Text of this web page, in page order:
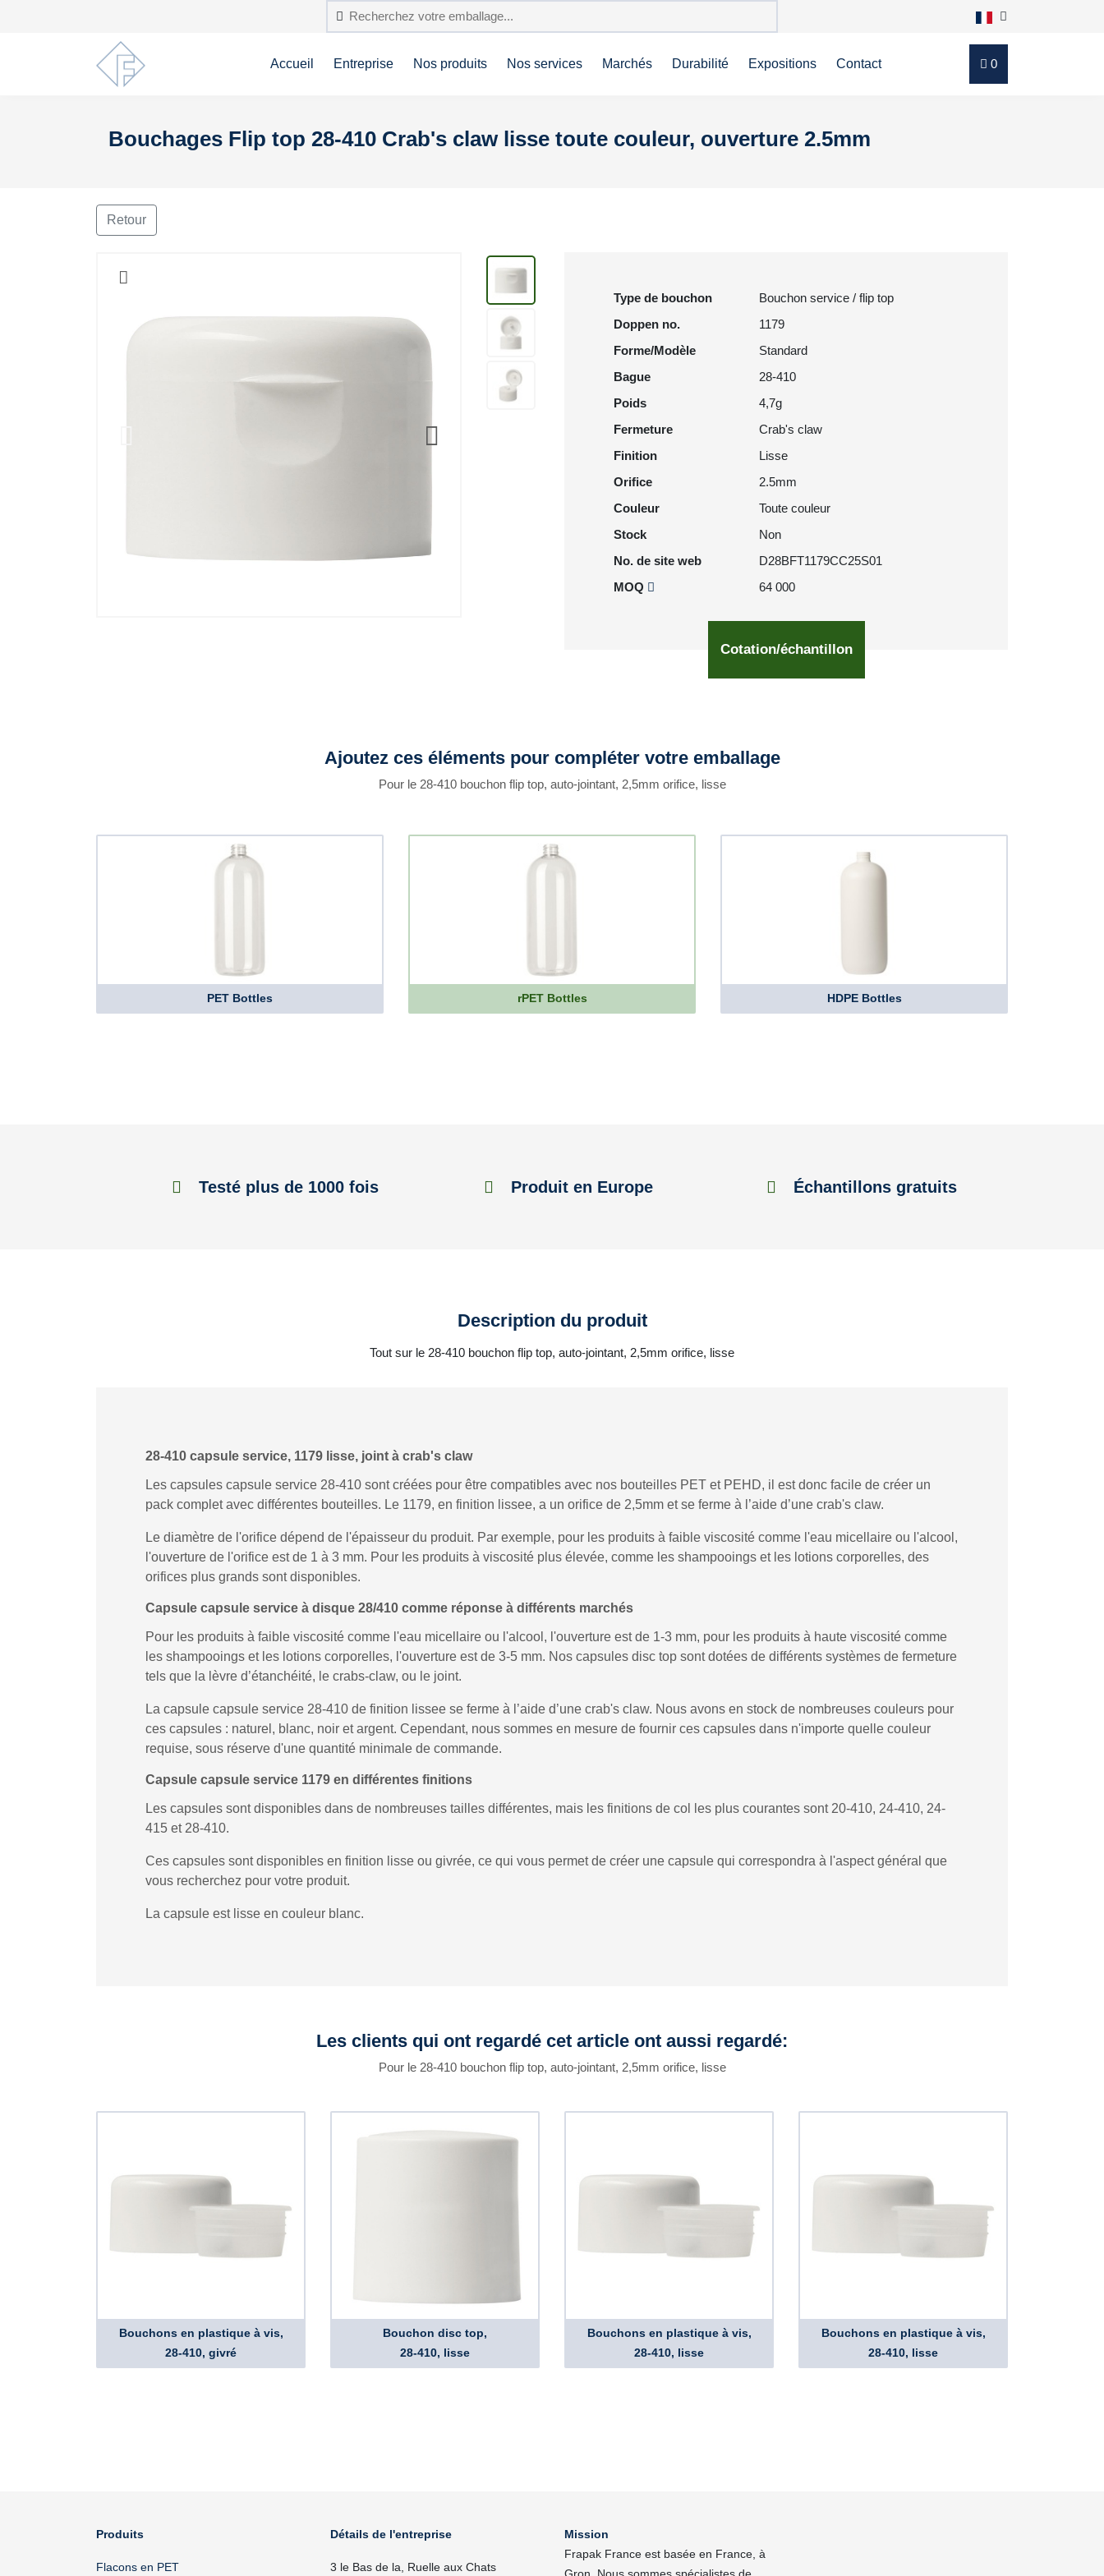
Accueil Entreprise Nos produits Nos services Marchés Durabilité Expositions Contact 0
Bouchages Flip top 28-410 Crab's claw lisse toute couleur, ouverture 2.5mm
Retour
Type de bouchon
Bouchon service / flip top
Doppen no.
1179
Forme/Modèle
Standard
Bague
28-410
Poids
4,7g
Fermeture
Crab's claw
Finition
Lisse
Orifice
2.5mm
Couleur
Toute couleur
Stock
Non
No. de site web
D28BFT1179CC25S01
MOQ
64 000
Cotation/échantillon
Ajoutez ces éléments pour compléter votre emballage
Pour le 28-410 bouchon flip top, auto-jointant, 2,5mm orifice, lisse
PET Bottles rPET Bottles HDPE Bottles
Testé plus de 1000 fois Produit en Europe Échantillons gratuits
Description du produit
Tout sur le 28-410 bouchon flip top, auto-jointant, 2,5mm orifice, lisse
28-410 capsule service, 1179 lisse, joint à crab's claw
Les capsules capsule service 28-410 sont créées pour être compatibles avec nos bouteilles PET et PEHD, il est donc facile de créer un
pack complet avec différentes bouteilles. Le 1179, en finition lissee, a un orifice de 2,5mm et se ferme à l’aide d’une crab's claw.
Le diamètre de l'orifice dépend de l'épaisseur du produit. Par exemple, pour les produits à faible viscosité comme l'eau micellaire ou l'alcool,
l'ouverture de l'orifice est de 1 à 3 mm. Pour les produits à viscosité plus élevée, comme les shampooings et les lotions corporelles, des
orifices plus grands sont disponibles.
Capsule capsule service à disque 28/410 comme réponse à différents marchés
Pour les produits à faible viscosité comme l'eau micellaire ou l'alcool, l'ouverture est de 1-3 mm, pour les produits à haute viscosité comme
les shampooings et les lotions corporelles, l'ouverture est de 3-5 mm. Nos capsules disc top sont dotées de différents systèmes de fermeture
tels que la lèvre d’étanchéité, le crabs-claw, ou le joint.
La capsule capsule service 28-410 de finition lissee se ferme à l’aide d’une crab's claw. Nous avons en stock de nombreuses couleurs pour
ces capsules : naturel, blanc, noir et argent. Cependant, nous sommes en mesure de fournir ces capsules dans n'importe quelle couleur
requise, sous réserve d'une quantité minimale de commande.
Capsule capsule service 1179 en différentes finitions
Les capsules sont disponibles dans de nombreuses tailles différentes, mais les finitions de col les plus courantes sont 20-410, 24-410, 24-
415 et 28-410.
Ces capsules sont disponibles en finition lisse ou givrée, ce qui vous permet de créer une capsule qui correspondra à l'aspect général que
vous recherchez pour votre produit.
La capsule est lisse en couleur blanc.
Les clients qui ont regardé cet article ont aussi regardé:
Pour le 28-410 bouchon flip top, auto-jointant, 2,5mm orifice, lisse
Bouchons en plastique à vis,
28-410, givré
Bouchon disc top,
28-410, lisse
Bouchons en plastique à vis,
28-410, lisse
Bouchons en plastique à vis,
28-410, lisse
Produits
Flacons en PET
Détails de l'entreprise
3 le Bas de la, Ruelle aux Chats
Mission
Frapak France est basée en France, à